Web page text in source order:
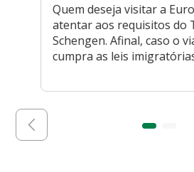
Quem deseja visitar a
atentar aos requisitos do
Schengen. Afinal, caso o
cumpra as leis